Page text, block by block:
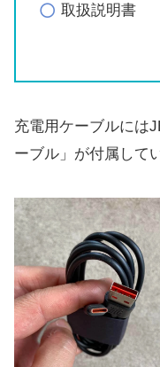
取扱説明書
充電用ケーブルには
ーブル」が付属して